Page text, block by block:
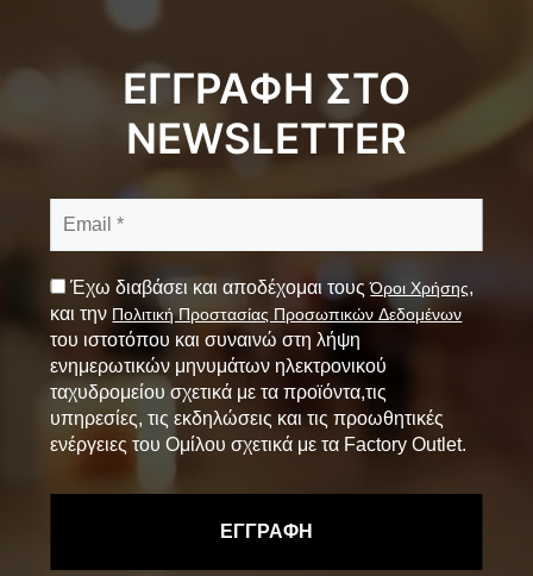
ΕΓΓΡΑΦΗ ΣΤΟ
NEWSLETTER
Έχω διαβάσει και αποδέχομαι τουςΌροι Χρήσης,
και την Πολιτική Προστασίας Προσωπικών Δεδομένων
του ιστοτόπου και συναινώ στη λήψη
ενημερωτικών μηνυμάτων ηλεκτρονικού
ταχυδρομείου σχετικά με τα προϊόντα,τις
υπηρεσίες, τις εκδηλώσεις και τις προωθητικές
ενέργειες του Ομίλου σχετικά με τα Factory Outlet.